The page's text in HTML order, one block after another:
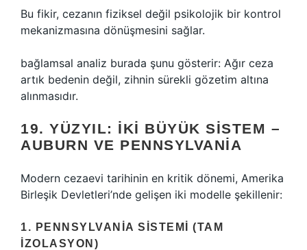
Bu fikir, cezanın fiziksel değil psikolojik bir kontrol
mekanizmasına dönüşmesini sağlar.
bağlamsal analiz burada şunu gösterir: Ağır ceza
artık bedenin değil, zihnin sürekli gözetim altına
alınmasıdır.
19. YÜZYIL: İKI BÜYÜK SISTEM –
AUBURN VE PENNSYLVANIA
Modern cezaevi tarihinin en kritik dönemi, Amerika
Birleşik Devletleri’nde gelişen iki modelle şekillenir:
1. PENNSYLVANIA SISTEMI (TAM
IZOLASYON)